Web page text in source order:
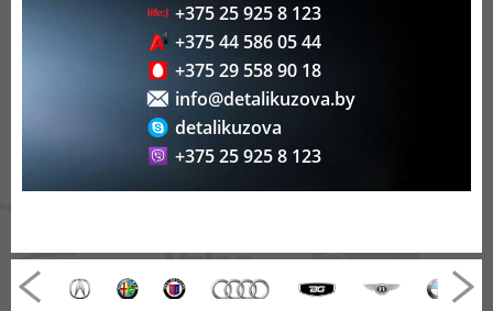
+375 25 925 8 123
+375 44 586 05 44
+375 29 558 90 18
info@detalikuzova.by
detalikuzova
+375 25 925 8 123